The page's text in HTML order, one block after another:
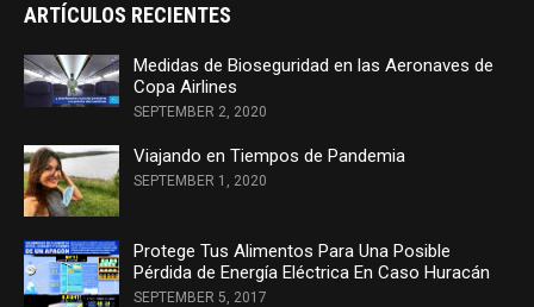
ARTÍCULOS RECIENTES
Medidas de Bioseguridad en las Aeronaves de
Copa Airlines
SEPTEMBER 2, 2020
Viajando en Tiempos de Pandemia
SEPTEMBER 1, 2020
Protege Tus Alimentos Para Una Posible
Pérdida de Energía Eléctrica En Caso Huracán
SEPTEMBER 5, 2017